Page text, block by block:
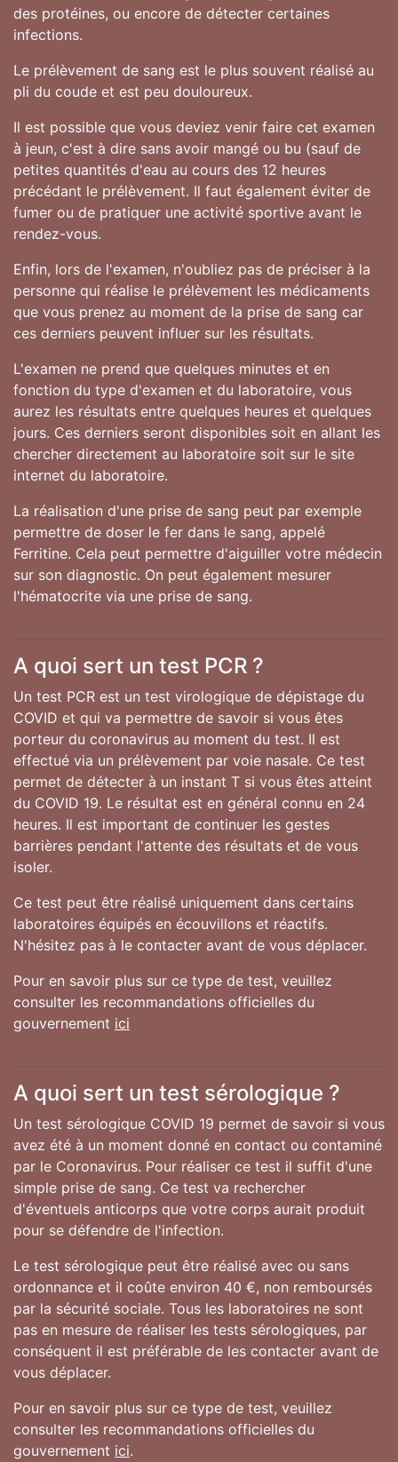
des protéines, ou encore de détecter certaines
infections.
Le prélèvement de sang est le plus souvent réalisé au
pli du coude et est peu douloureux.
Il est possible que vous deviez venir faire cet examen
à jeun, c'est à dire sans avoir mangé ou bu (sauf de
petites quantités d'eau au cours des 12 heures
précédant le prélèvement. Il faut également éviter de
fumer ou de pratiquer une activité sportive avant le
rendez-vous.
Enfin, lors de l'examen, n'oubliez pas de préciser à la
personne qui réalise le prélèvement les médicaments
que vous prenez au moment de la prise de sang car
ces derniers peuvent influer sur les résultats.
L'examen ne prend que quelques minutes et en
fonction du type d'examen et du laboratoire, vous
aurez les résultats entre quelques heures et quelques
jours. Ces derniers seront disponibles soit en allant les
chercher directement au laboratoire soit sur le site
internet du laboratoire.
La réalisation d'une prise de sang peut par exemple
permettre de doser le fer dans le sang, appelé
Ferritine. Cela peut permettre d'aiguiller votre médecin
sur son diagnostic. On peut également mesurer
l'hématocrite via une prise de sang.
A quoi sert un test PCR ?
Un test PCR est un test virologique de dépistage du
COVID et qui va permettre de savoir si vous êtes
porteur du coronavirus au moment du test. Il est
effectué via un prélèvement par voie nasale. Ce test
permet de détecter à un instant T si vous êtes atteint
du COVID 19. Le résultat est en général connu en 24
heures. Il est important de continuer les gestes
barrières pendant l'attente des résultats et de vous
isoler.
Ce test peut être réalisé uniquement dans certains
laboratoires équipés en écouvillons et réactifs.
N'hésitez pas à le contacter avant de vous déplacer.
Pour en savoir plus sur ce type de test, veuillez
consulter les recommandations officielles du
gouvernement ici
A quoi sert un test sérologique ?
Un test sérologique COVID 19 permet de savoir si vous
avez été à un moment donné en contact ou contaminé
par le Coronavirus. Pour réaliser ce test il suffit d'une
simple prise de sang. Ce test va rechercher
d'éventuels anticorps que votre corps aurait produit
pour se défendre de l'infection.
Le test sérologique peut être réalisé avec ou sans
ordonnance et il coûte environ 40 €, non remboursés
par la sécurité sociale. Tous les laboratoires ne sont
pas en mesure de réaliser les tests sérologiques, par
conséquent il est préférable de les contacter avant de
vous déplacer.
Pour en savoir plus sur ce type de test, veuillez
consulter les recommandations officielles du
gouvernement ici.